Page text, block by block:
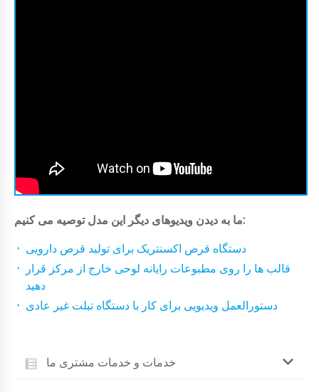
ما به دیدن ویدیوهای دیگر این مدل توصیه می کنیم:
دستگاه قرص اکسنتریک برای تولید قرص دارویی
قالب ها را روی مطبوعات رایانه لوحی خارج از مرکز قرار
دهید
دستورالعمل ویدیویی برای کار با دستگاه تبلت غیر عادی
خدمات و خدمات مشتری ما